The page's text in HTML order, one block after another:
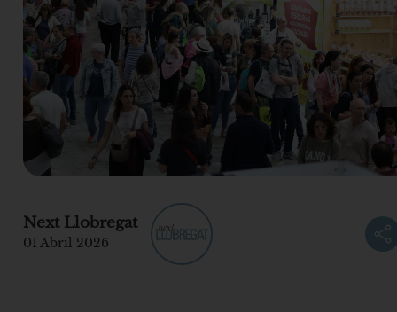
Next Llobregat
01 Abril 2026